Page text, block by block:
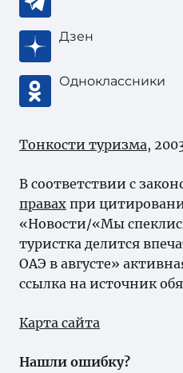
Дзен
Одноклассники
Тонкости туризма,
В соответствии с
правах при
«Новости/«Мы
туристка делится
ОАЭ в августе»
ссылка на источник
Карта сайта
Нашли ошибку?